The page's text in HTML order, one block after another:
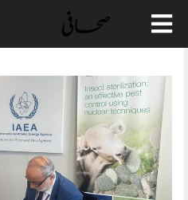
Skip
content